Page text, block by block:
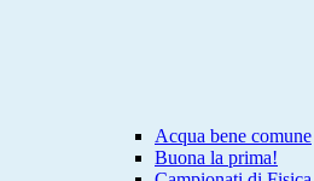
Acqua bene comune
Buona la prima!